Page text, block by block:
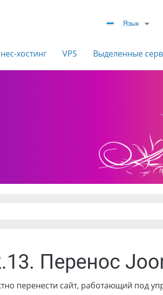
Язык
хостинг VPS Выделенные
Перенос
перенести сайт, работающий под